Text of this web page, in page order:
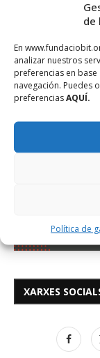
de
En
analizar nuestros
preferencias en
navegación. Puedes
preferenciasAQUÍ.
Política de
XARXES